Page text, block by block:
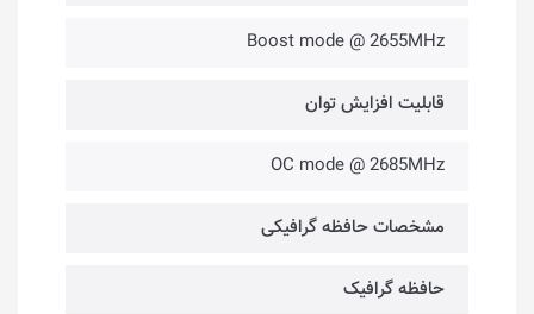
Boost mode @ 2655MHz
قابلیت افزایش توان
OC mode @ 2685MHz
مشخصات حافظه گرافیکی
حافظه گرافیک